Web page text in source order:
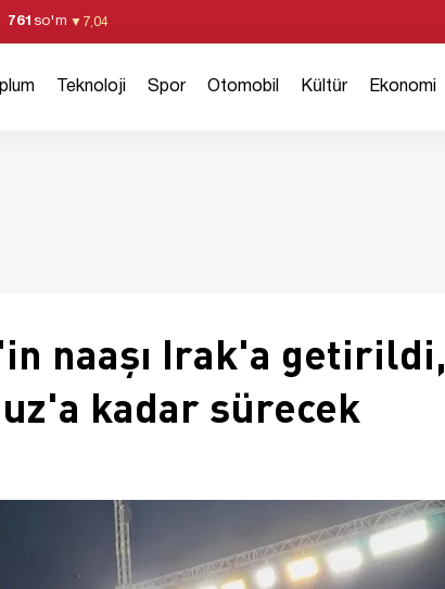
761 so'm ▼ 7,04
Teknoloji Spor Otomobil Kültür Ekonomi
naaşı Irak'a getirildi,
kadar sürecek